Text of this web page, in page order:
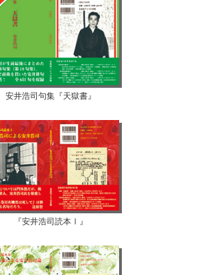
安井浩司句集『天獄書』
『安井浩司読本Ⅰ』